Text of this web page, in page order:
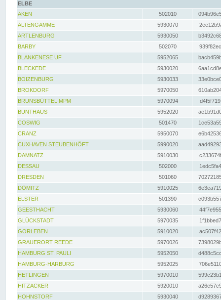
ELBE
AKEN
502010
ALTENGAMME
5930070
ARTLENBURG
5930050
BARBY
502070
BLANKENESE UF
5952065
BLECKEDE
5930020
BOIZENBURG
5930033
BROKDORF
5970050
BRUNSBÜTTEL MPM
5970094
BUNTHAUS
5952020
COSWIG
501470
CRANZ
5950070
CUXHAVEN STEUBENHÖFT
5990020
DAMNATZ
5910030
DESSAU
502000
DRESDEN
501060
DÖMITZ
5910025
ELSTER
501390
GEESTHACHT
5930060
GLÜCKSTADT
5970035
GORLEBEN
5910020
GRAUERORT REEDE
5970026
HAMBURG ST. PAULI
5952050
HAMBURG-HARBURG
5952025
HETLINGEN
5970010
HITZACKER
5920010
HOHNSTORF
5930040